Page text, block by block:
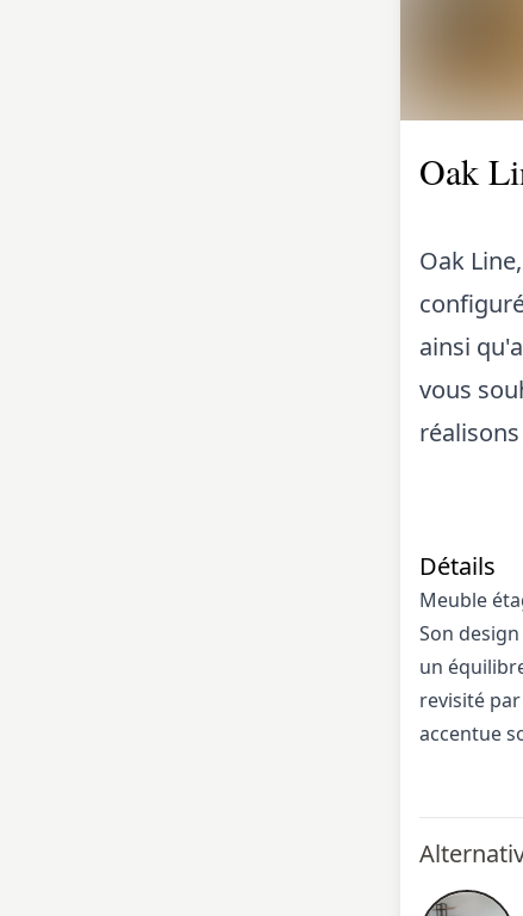
Oak
Oak
ainsi
vous
Détails
Meuble
Son
un
revisité
accentue